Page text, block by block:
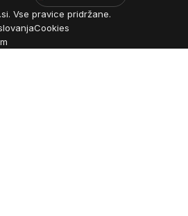
Vse pravice pridržane.
Cookies